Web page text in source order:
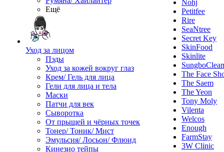
Ещё
Уход за лицом
Пэды
Уход за кожей вокруг глаз
Крем/ Гель для лица
Гели для лица и тела
Маски
Патчи для век
Сыворотка
От прыщей и чёрных точек
Тонер/ Тоник/ Мист
Эмульсия/ Лосьон/ Флюид
Кинезио тейпы
Nohj
Petitfee
Rire
SeaNtree
Secret Key
SkinFood
Skinlite
The Face
The Saem
The Yeon
Tony Moly
Vilenta
Welcos
Enough
FarmStay
3W Clinic